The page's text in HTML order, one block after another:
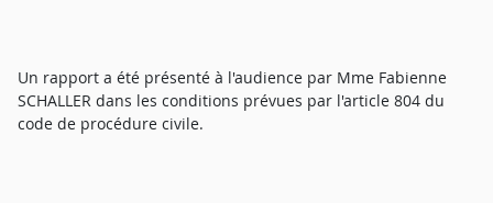
Un rapport a été présenté à l'audience par Mme Fabienne
SCHALLER dans les conditions prévues par l'article 804 du
code de procédure civile.